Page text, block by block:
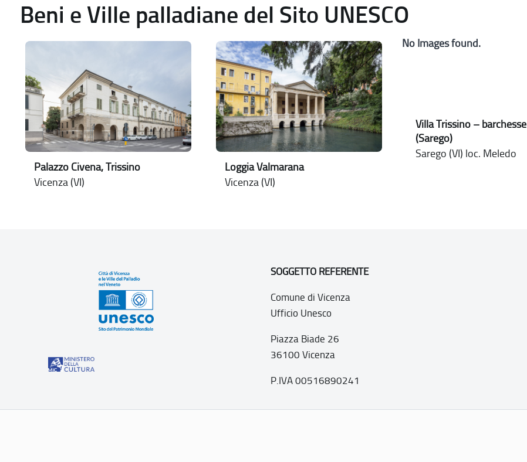
Beni e Ville palladiane del Sito UNESCO
Palazzo Civena, Trissino
Vicenza (VI)
Loggia Valmarana
Vicenza (VI)
No Images found.
Villa Trissino – barchesse
(Sarego)
Sarego (VI) loc. Meledo
SOGGETTO REFERENTE
Comune di Vicenza
Ufficio Unesco
Piazza Biade 26
36100 Vicenza
P.IVA 00516890241